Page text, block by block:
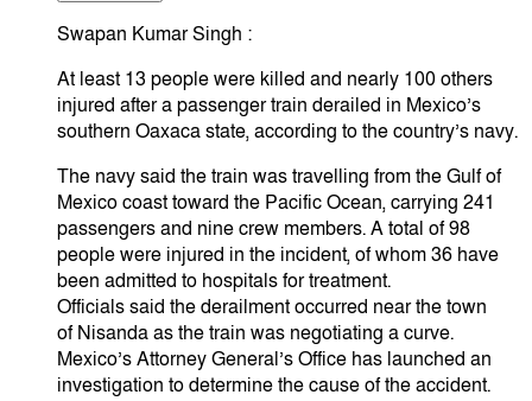
Swapan Kumar Singh :
At least 13 people were killed and nearly 100 others
injured after a passenger train derailed in Mexico’s
southern Oaxaca state, according to the country’s navy.
The navy said the train was travelling from the Gulf of
Mexico coast toward the Pacific Ocean, carrying 241
passengers and nine crew members. A total of 98
people were injured in the incident, of whom 36 have
been admitted to hospitals for treatment.
Officials said the derailment occurred near the town
of Nisanda as the train was negotiating a curve.
Mexico’s Attorney General’s Office has launched an
investigation to determine the cause of the accident.